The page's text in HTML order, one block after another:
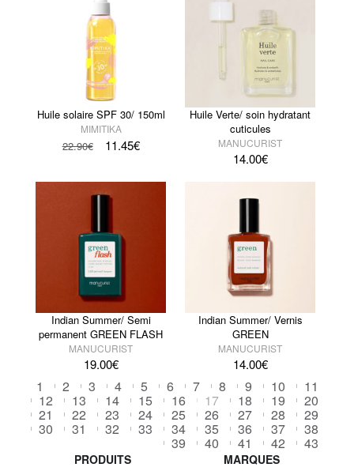
Huile solaire SPF 30/ 150ml
MIMITIKA
22.90€ 11.45€
Huile Verte/ soin hydratant
cuticules
MANUCURIST
14.00€
Indian Summer/ Semi
permanent GREEN FLASH
MANUCURIST
19.00€
Indian Summer/ Vernis
GREEN
MANUCURIST
14.00€
1 2 3 4 5 6 7 8 9 10 11
12 13 14 15 16 17 18 19 20
21 22 23 24 25 26 27 28 29
30 31 32 33 34 35 36 37 38
39 40 41 42 43
PRODUITS
MARQUES